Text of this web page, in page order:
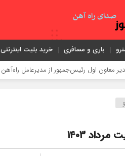
باری و مسافری خرید بلیت اینترنتی
از مدیرعامل راه‌آهن
۱۴۰۳